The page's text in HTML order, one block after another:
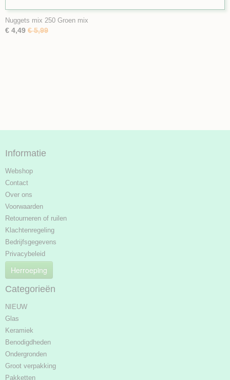
Nuggets mix 250 Groen mix
€ 4,49 € 5,99
Informatie
Webshop
Contact
Over ons
Voorwaarden
Retourneren of ruilen
Klachtenregeling
Bedrijfsgegevens
Privacybeleid
Herroeping
Categorieën
NIEUW
Glas
Keramiek
Benodigdheden
Ondergronden
Groot verpakking
Pakketten